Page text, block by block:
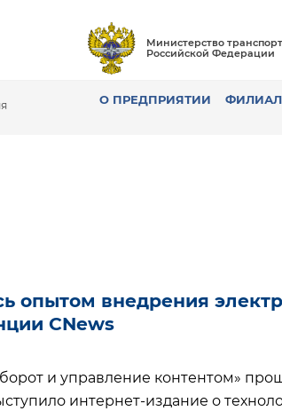
Министерство
Российской Федерации
О ПРЕДПРИЯТИИ
опытом внедрения
CNews
и управление контентом»
интернет-издание о